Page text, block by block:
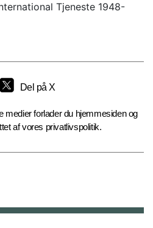
Tjeneste 1948-
Del på X
medier forlader du hjemmesiden og
af vores privatlivspolitik.